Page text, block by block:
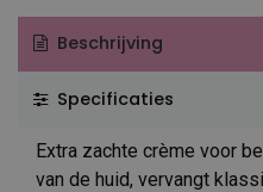
Beschrijving
Specificaties
Extra zachte crème voor
van de huid, vervangt